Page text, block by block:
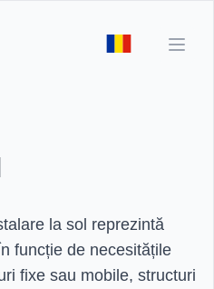
Open
la sol reprezintă
funcție de necesitățile
fixe sau mobile, structuri